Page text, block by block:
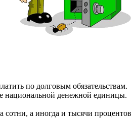
по долговым обязательствам.
национальной денежной единицы.
сотни, а иногда и тысячи процентов